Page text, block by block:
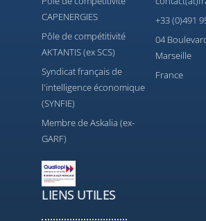
CAPENERGIES
Pôle de compétitivité
AKTANTIS (ex SCS)
Syndicat français de
l'intelligence économique
(SYNFIE)
Membre de Askalia (ex-
GARF)
+33 (0)491
04
Marseille
France
LIENS UTILES